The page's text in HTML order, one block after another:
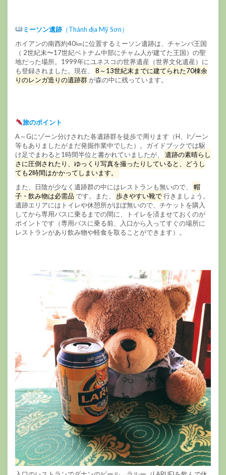
ミーソン遺跡（Thánh địa Mỹ Sơn）
ホイアンの南西約40㎞に位置するミーソン遺跡は、チャンパ王国
（ 2世紀末〜17世紀ベトナム中部にチャム人が建てた王国）の聖
地だった場所。1999年にユネスコの世界遺産（世界文化遺産）に
も登録されました。現在、
8～13世紀末までに建てられた70棟余
りのレンガ造りの遺跡群 が森の中に残っています。
旅のポイント
A～Gにゾーン分けされた各遺跡群を徒歩で周ります（H、Iゾーン
等もありましたがまだ発掘作業中でした）。ガイドブックでは駆
け足でまわると1時間半位と書かれていましたが、
遺跡の素晴らし
さに圧倒されたり、ゆっくり写真を撮ったりしていると、どうし
ても2時間はかかってしまいます。
また、日陰が少なく遺跡群の中にはレストランも無いので、
帽
子・飲み物は必需品 です。また、 歩きやすい靴で行きましょう。
遺跡エリアにはトイレや休憩所がほぼ無いので、チケットを購入
してから専用バスに乗るまでの間に、トイレを済ませておくのが
ポイントです（専用バスに乗る前、入口から入ってすぐの場所に
レストランがあり飲み物や軽食を取ることができます）。